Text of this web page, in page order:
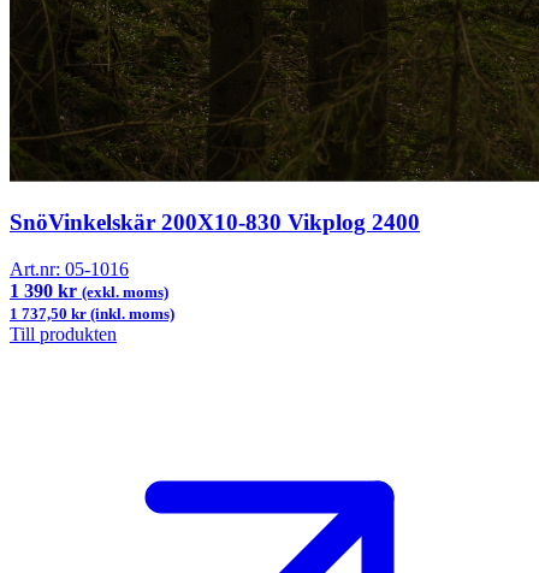
SnöVinkelskär 200X10-830 Vikplog 2400
Art.nr: 05-1016
1 390 kr (exkl. moms)
1 737,50 kr (inkl. moms)
Till produkten